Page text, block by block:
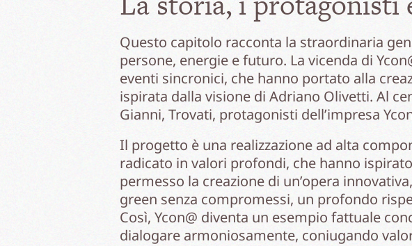
Questo capitolo racconta la straordinaria
persone, energie e futuro. La vicenda di
eventi sincronici, che hanno portato alla
ispirata dalla visione di Adriano Olivetti. Al
Gianni, Trovati, protagonisti dell’impresa
Il progetto è una realizzazione ad alta
radicato in valori profondi, che hanno
permesso la creazione di un’opera
green senza compromessi, un profondo
Così, Ycon@ diventa un esempio fattuale
dialogare armoniosamente, coniugando